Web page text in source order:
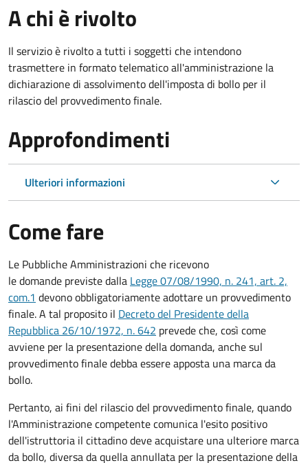
A chi è rivolto
Il servizio è rivolto a tutti i soggetti che intendono
trasmettere in formato telematico all'amministrazione la
dichiarazione di assolvimento dell'imposta di bollo per il
rilascio del provvedimento finale.
Approfondimenti
Ulteriori informazioni
Come fare
Le Pubbliche Amministrazioni che ricevono
le domande previste dalla Legge 07/08/1990, n. 241, art. 2,
com.1 devono obbligatoriamente adottare un provvedimento
finale. A tal proposito il Decreto del Presidente della
Repubblica 26/10/1972, n. 642 prevede che, così come
avviene per la presentazione della domanda, anche sul
provvedimento finale debba essere apposta una marca da
bollo.
Pertanto, ai fini del rilascio del provvedimento finale, quando
l'Amministrazione competente comunica l'esito positivo
dell'istruttoria il cittadino deve acquistare una ulteriore marca
da bollo, diversa da quella annullata per la presentazione della